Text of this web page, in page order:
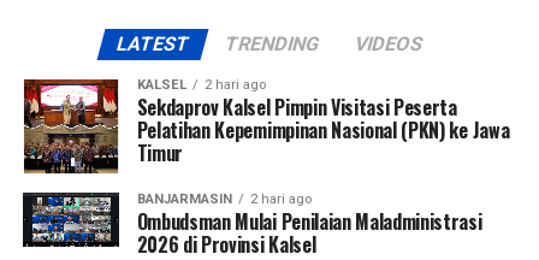
Views: 191
Bagikan ke
WhatsApp 0
Messenger 0 Twitter/X 0
LATEST TRENDING VIDEOS
KALSEL 2 hari ago
Sekdaprov Kalsel Pimpin Visitasi Peserta
Pelatihan Kepemimpinan Nasional (PKN) ke Jawa
Timur
BANJARMASIN 2 hari ago
Ombudsman Mulai Penilaian Maladministrasi
2026 di Provinsi Kalsel